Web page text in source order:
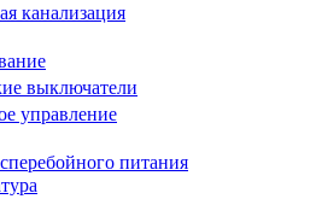
канализация
выключатели
управление
питания